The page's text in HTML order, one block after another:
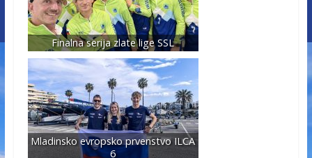
Finalna serija zlate lige SSL
Mladinsko evropsko prvenstvo ILCA
6